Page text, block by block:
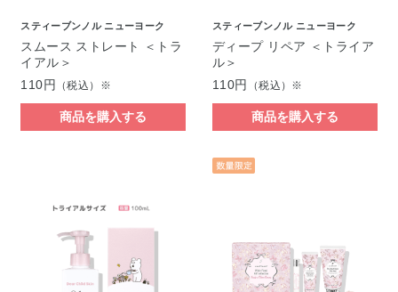
スティーブンノル ニューヨーク
スムース ストレート ＜トラ
イアル＞
110円
（税込）※
商品を購入する
スティーブンノル ニューヨーク
ディープ リペア ＜トライア
ル＞
110円
（税込）※
商品を購入する